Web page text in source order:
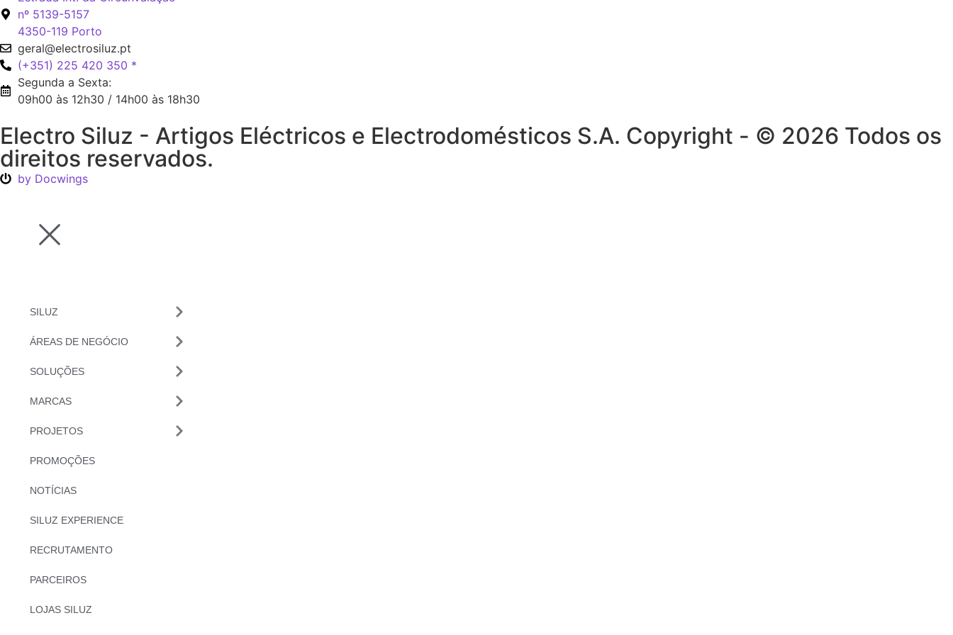
nº 5139-5157
4350-119 Porto
geral@electrosiluz.pt
(+351) 225 420 350 *
Segunda a Sexta:
09h00 às 12h30 / 14h00 às 18h30
Electro Siluz - Artigos Eléctricos e Electrodomésticos S.A. Copyright - © 2026 Todos os
direitos reservados.
by Docwings
SILUZ
ÁREAS DE NEGÓCIO
SOLUÇÕES
MARCAS
PROJETOS
PROMOÇÕES
NOTÍCIAS
SILUZ EXPERIENCE
RECRUTAMENTO
PARCEIROS
LOJAS SILUZ